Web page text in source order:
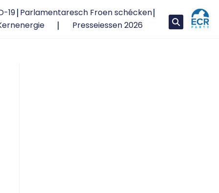
19 Parlamentaresch Froen schécken
Presseiessen 2026